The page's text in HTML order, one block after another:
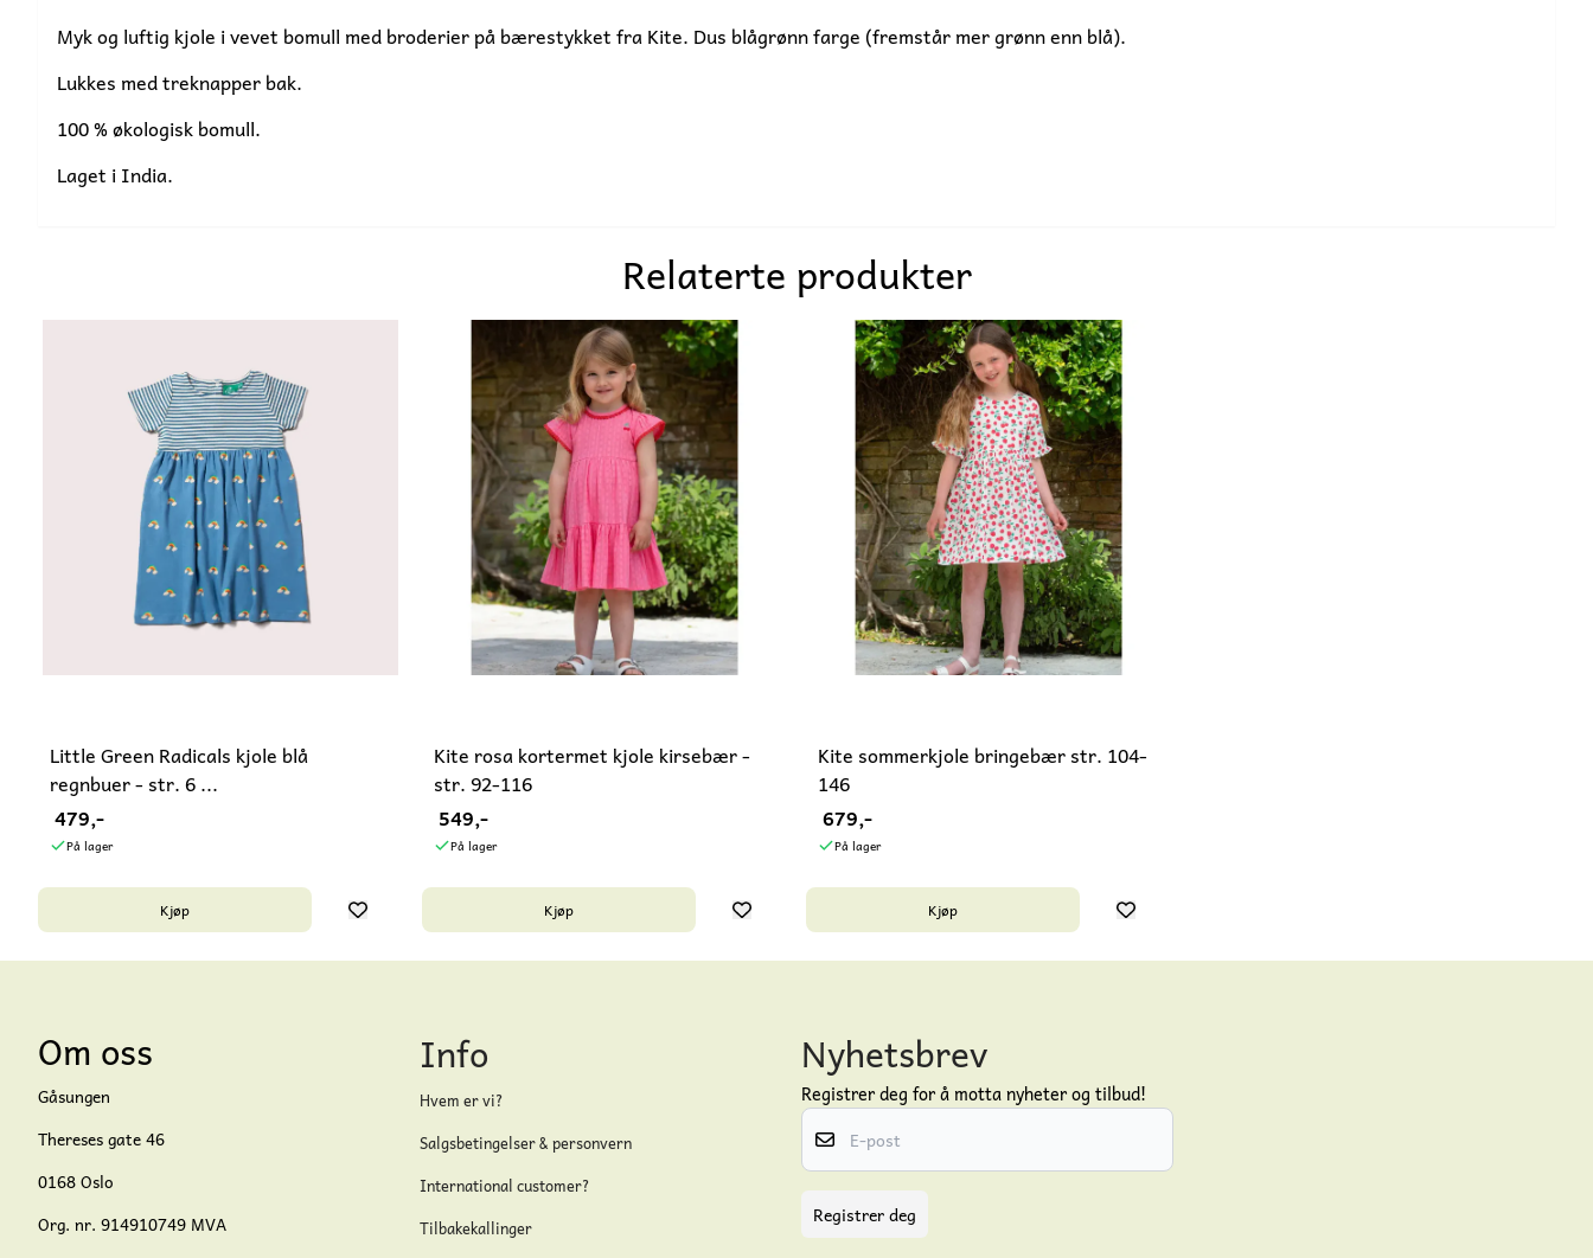
Myk og luftig kjole i vevet bomull med broderier på bærestykket fra Kite. Dus blågrønn farge (fremstår mer grønn enn blå).
Lukkes med treknapper bak.
100 % økologisk bomull.
Laget i India.
Relaterte produkter
Little Green Radicals kjole blå
regnbuer - str. 6 ...
479,-
På lager
Kjøp
Kite rosa kortermet kjole kirsebær -
str. 92-116
549,-
På lager
Kjøp
Kite sommerkjole bringebær str. 104-
146
679,-
På lager
Kjøp
Om oss
Gåsungen
Thereses gate 46
0168 Oslo
Org. nr. 914910749 MVA
Info
Hvem er vi?
Salgsbetingelser & personvern
International customer?
Tilbakekallinger
Nyhetsbrev
Registrer deg for å motta nyheter og tilbud!
E-post
Registrer deg